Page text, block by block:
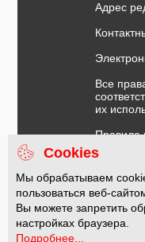
Адрес
Все
их
Правила
Договор
На
Правила
Cookies
Мы обрабатываем
пользоваться веб-
Вы можете запретить
настройках браузера.
Подробнее...